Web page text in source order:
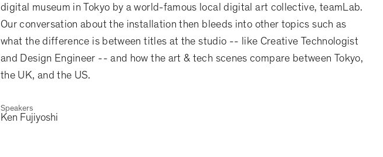
digital museum in Tokyo by a world-famous local digital art collective, teamLab.
Our conversation about the installation then bleeds into other topics such as
what the difference is between titles at the studio -- like Creative Technologist
and Design Engineer -- and how the art & tech scenes compare between Tokyo,
the UK, and the US.
Speakers
Ken Fujiyoshi